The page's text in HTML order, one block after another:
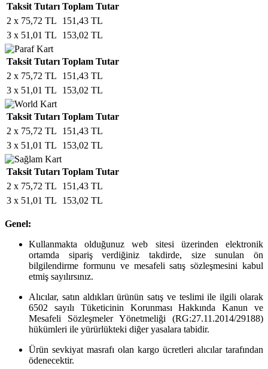
Taksit Tutarı Toplam Tutar
2 x 75,72 TL
151,43 TL
3 x 51,01 TL
153,02 TL
Taksit Tutarı Toplam Tutar
2 x 75,72 TL
151,43 TL
3 x 51,01 TL
153,02 TL
Taksit Tutarı Toplam Tutar
2 x 75,72 TL
151,43 TL
3 x 51,01 TL
153,02 TL
Taksit Tutarı Toplam Tutar
2 x 75,72 TL
151,43 TL
3 x 51,01 TL
153,02 TL
Genel:
Kullanmakta olduğunuz web sitesi üzerinden elektronik
ortamda sipariş verdiğiniz takdirde, size sunulan ön
bilgilendirme formunu ve mesafeli satış sözleşmesini kabul
etmiş sayılırsınız.
Alıcılar, satın aldıkları ürünün satış ve teslimi ile ilgili olarak
6502 sayılı Tüketicinin Korunması Hakkında Kanun ve
Mesafeli Sözleşmeler Yönetmeliği (RG:27.11.2014/29188)
hükümleri ile yürürlükteki diğer yasalara tabidir.
Ürün sevkiyat masrafı olan kargo ücretleri alıcılar tarafından
ödenecektir.